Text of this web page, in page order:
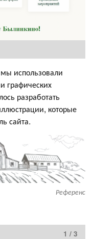
использовали
графических
разработать
которые
сайта.
Референс
1 / 3